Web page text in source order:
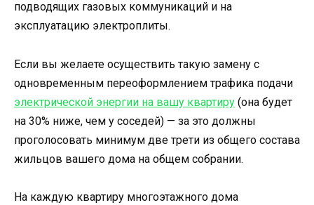
подводящих газовых коммуникаций и на
эксплуатацию электроплиты.
Если вы желаете осуществить такую замену с
одновременным переоформлением трафика подачи
электрической энергии на вашу квартиру (она будет
на 30% ниже, чем у соседей) — за это должны
проголосовать минимум две трети из общего состава
жильцов вашего дома на общем собрании.
На каждую квартиру многоэтажного дома